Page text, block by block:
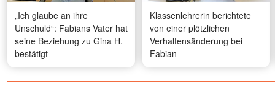
„Ich glaube an ihre
Unschuld“: Fabians Vater hat
seine Beziehung zu Gina H.
bestätigt
Klassenlehrerin berichtete
von einer plötzlichen
Verhaltensänderung bei
Fabian